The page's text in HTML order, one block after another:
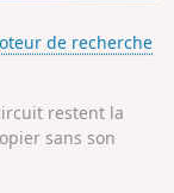
de recherche
restent la
sans son